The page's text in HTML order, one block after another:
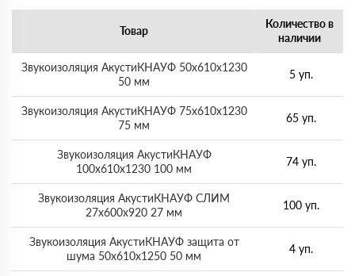
Товар
Количество в
наличии
Звукоизоляция АкустиКНАУФ 50х610х1230
50 мм
5 уп.
Звукоизоляция АкустиКНАУФ 75х610х1230
75 мм
65 уп.
Звукоизоляция АкустиКНАУФ
100х610х1230 100 мм
74 уп.
Звукоизоляция АкустиКНАУФ СЛИМ
27х600х920 27 мм
100 уп.
Звукоизоляция АкустиКНАУФ защита от
шума 50х610х1250 50 мм
4 уп.